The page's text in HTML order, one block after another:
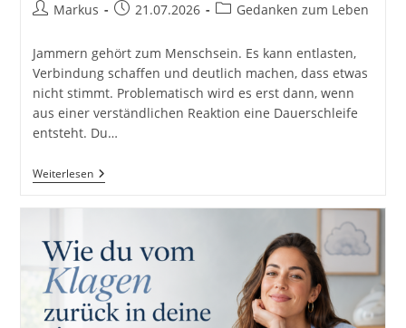
Beitrags-
Markus
Beitrag21.07.2026
Beitrags-
Gedanken zum Leben
Jammern gehört zum Menschsein. Es kann entlasten,
Verbindung schaffen und deutlich machen, dass etwas
nicht stimmt. Problematisch wird es erst dann, wenn
aus einer verständlichen Reaktion eine Dauerschleife
entsteht. Du…
WeiterlesenJammern:
Das
Dauerschleifen-
Programm